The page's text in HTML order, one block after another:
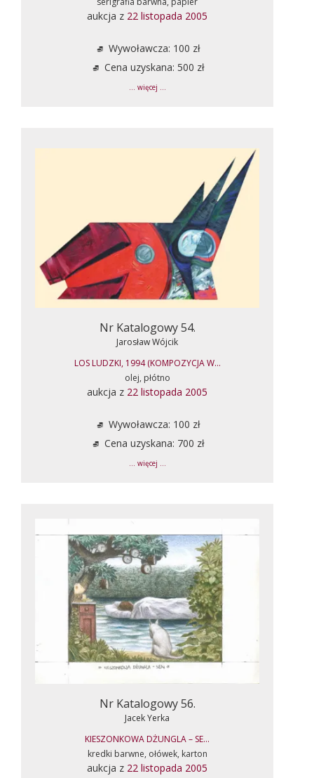
aukcja z 22 listopada 2005
Wywoławcza: 100 zł
Cena uzyskana: 500 zł
... więcej ...
Nr Katalogowy 54.
Jarosław Wójcik
LOS LUDZKI, 1994 (KOMPOZYCJA W...
olej, płótno
aukcja z 22 listopada 2005
Wywoławcza: 100 zł
Cena uzyskana: 700 zł
... więcej ...
Nr Katalogowy 56.
Jacek Yerka
KIESZONKOWA DŻUNGLA – SE...
kredki barwne, ołówek, karton
aukcja z 22 listopada 2005